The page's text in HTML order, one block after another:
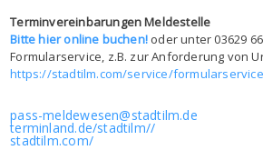
Terminvereinbarungen Meldestelle
Bitte hier online buchen! oder unter 03629
Formularservice, z.B. zur Anforderung von
https://stadtilm.com/service/
pass-meldewesen@stadtilm.de
terminland.de/stadtilm//
stadtilm.com/